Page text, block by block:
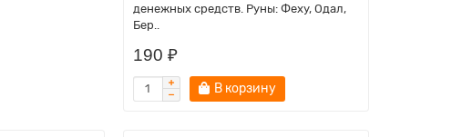
денежных средств. Руны: Феху, Одал,
Бер..
190 ₽
В корзину